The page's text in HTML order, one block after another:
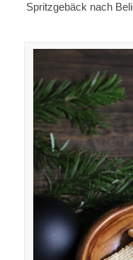
Spritzgebäck nach